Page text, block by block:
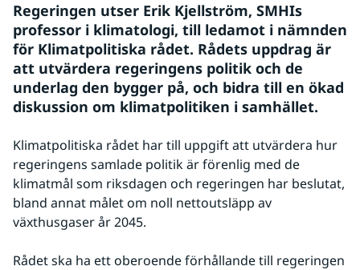
Regeringen utser Erik Kjellström, SMHIs
professor i klimatologi, till ledamot i nämnden
för Klimatpolitiska rådet. Rådets uppdrag är
att utvärdera regeringens politik och de
underlag den bygger på, och bidra till en ökad
diskussion om klimatpolitiken i samhället.
Klimatpolitiska rådet har till uppgift att utvärdera hur
regeringens samlade politik är förenlig med de
klimatmål som riksdagen och regeringen har beslutat,
bland annat målet om noll nettoutsläpp av
växthusgaser år 2045.
Rådet ska ha ett oberoende förhållande till regeringen